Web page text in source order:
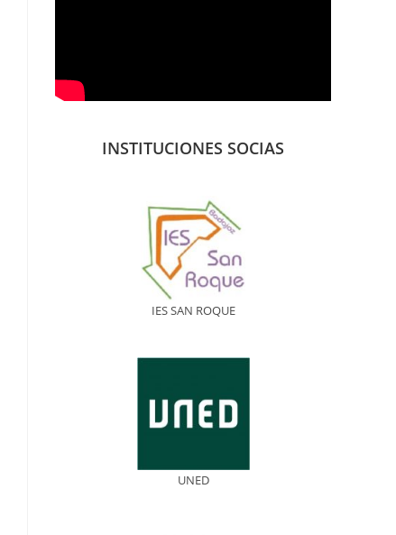
INSTITUCIONES SOCIAS
IES SAN ROQUE
UNED